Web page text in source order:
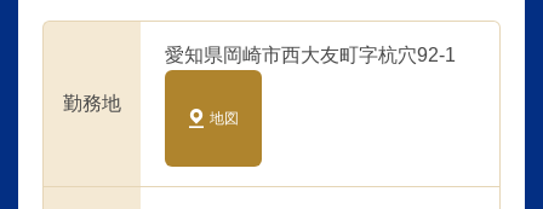
勤務地
愛知県岡崎市西大友町字杭穴92-1
地図